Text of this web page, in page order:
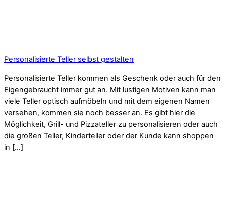
Personalisierte Teller selbst gestalten
Personalisierte Teller kommen als Geschenk oder auch für den
Eigengebraucht immer gut an. Mit lustigen Motiven kann man
viele Teller optisch aufmöbeln und mit dem eigenen Namen
versehen, kommen sie noch besser an. Es gibt hier die
Möglichkeit, Grill- und Pizzateller zu personalisieren oder auch
die großen Teller, Kinderteller oder der Kunde kann shoppen
in […]